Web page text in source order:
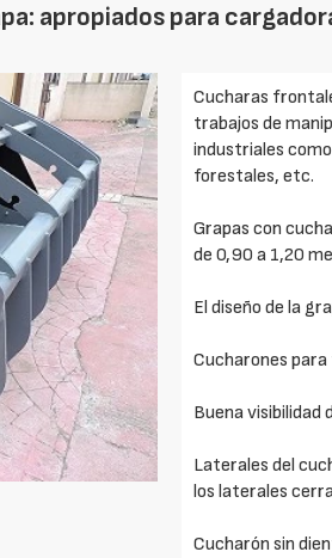
apropiados para
Cucharas
trabajos de
industriales
forestales, etc.
Grapas con
de 0,90 a 1,20
El diseño de la
Cucharones
Buena visibilidad
Laterales del
los laterales
Cucharón sin